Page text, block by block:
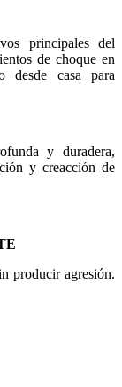
principales del
de choque en
desde casa para
y duradera,
y creacción de
producir agresión.